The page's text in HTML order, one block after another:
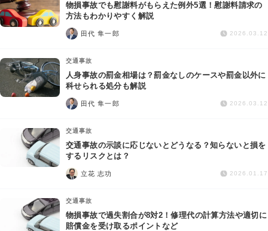
法律相談
債務整理
交通事故
労働問題
おすすめ弁護士診断
AI Search Premium
掲載をご検討の弁護士の方へ
物損事故でも慰謝料がもらえた例外5選！慰謝料請求の
方法もわかりやすく解説
田代 隼一郎 2026.03.12
交通事故
人身事故の罰金相場は？罰金なしのケースや罰金以外に
科せられる処分も解説
田代 隼一郎 2026.03.12
交通事故
交通事故の示談に応じないとどうなる？知らないと損を
するリスクとは？
立花 志功 2026.01.17
交通事故
物損事故で過失割合が8対2！修理代の計算方法や適切に
賠償金を受け取るポイントなど